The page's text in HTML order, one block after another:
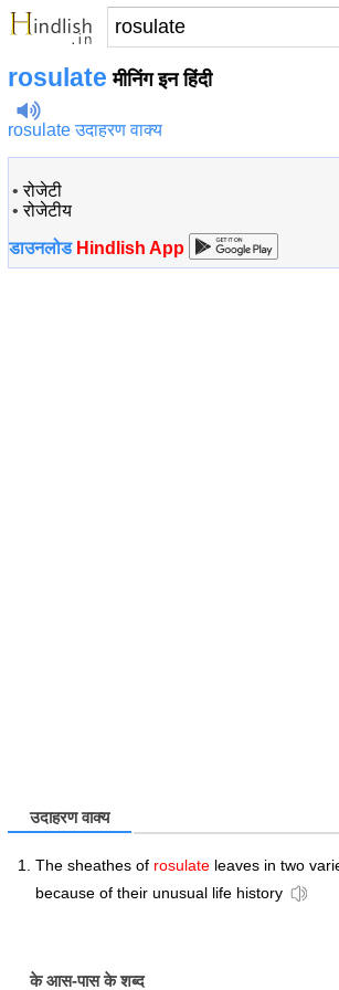
rosulate मीनिंग इन हिंदी
rosulate उदाहरण वाक्य
•रोजेटी
•रोजेटीय
डाउनलोड Hindlish App
उदाहरण वाक्य
The sheathes of rosulate leaves in two
because of their unusual life history
के आस-पास के शब्द